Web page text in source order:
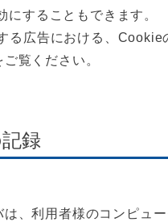
することもできます。
る広告における、Cookie
ご覧ください。
録
、利用者様のコンピュ